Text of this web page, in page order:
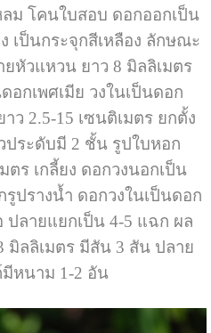
ม โคนใบสอบ ดอกออกเป็น
เป็นกระจุกสีเหลือง ลักษณะ
หัวแหวน ยาว 8 มิลลิเมตร
อกเพศเมีย วงในเป็นดอก
ว 2.5-15 เซนติเมตร ยกตั้ง
ประดับมี 2 ชั้น รูปใบหอก
ตร เกลี้ยง ดอกวงนอกเป็น
ปรางน้ำ ดอกวงในเป็นดอก
ลายแยกเป็น 4-5 แฉก ผล
มิลลิเมตร มีสัน 3 สัน ปลาย
มีหนาม 1-2 อัน